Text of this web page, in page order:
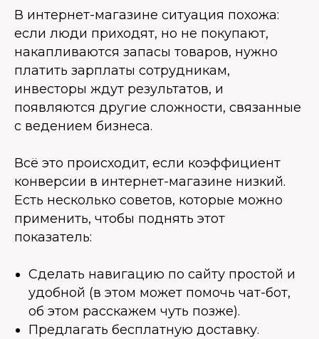
В интернет-магазине ситуация похожа:
если люди приходят, но не покупают,
накапливаются запасы товаров, нужно
платить зарплаты сотрудникам,
инвесторы ждут результатов, и
появляются другие сложности, связанные
с ведением бизнеса.
Всё это происходит, если коэффициент
конверсии в интернет-магазине низкий.
Есть несколько советов, которые можно
применить, чтобы поднять этот
показатель:
Сделать навигацию по сайту простой и
удобной (в этом может помочь чат-бот,
об этом расскажем чуть позже).
Предлагать бесплатную доставку.